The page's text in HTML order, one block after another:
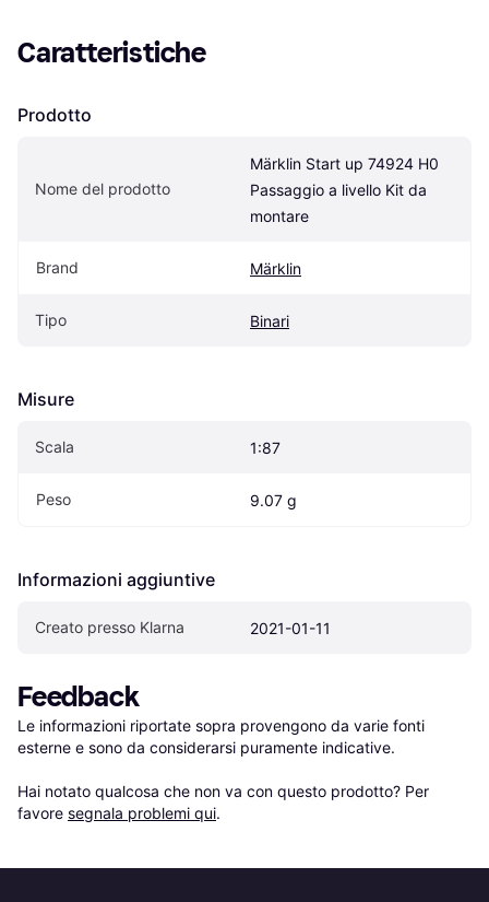
Caratteristiche
Prodotto
Nome del prodotto
Märklin Start up 74924 H0
Passaggio a livello Kit da
montare
Brand Märklin
Tipo Binari
Misure
Scala 1:87
Peso 9.07 g
Informazioni aggiuntive
Creato presso Klarna 2021-01-11
Feedback
Le informazioni riportate sopra provengono da varie fonti
esterne e sono da considerarsi puramente indicative.
Hai notato qualcosa che non va con questo prodotto? Per
favore segnala problemi qui.